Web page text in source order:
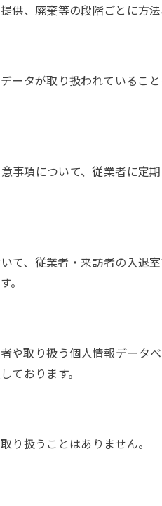
供、廃棄等の段階ごとに方
ータが取り扱われているこ
事項について、従業者に定
て、従業者・来訪者の入退
。
や取り扱う個人情報データ
ております。
り扱うことはありません。